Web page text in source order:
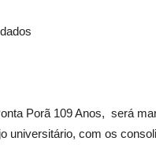
Porã 109 Anos, será
universitário, com os